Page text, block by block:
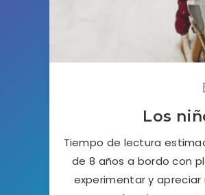
Los
Tiempo de lectura
de 8 años a bordo con
experimentar y